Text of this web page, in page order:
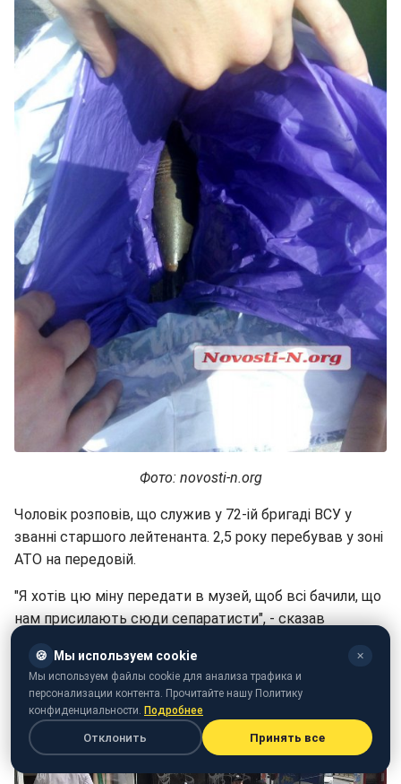
Фото: novosti-n.org
Чоловік розповів, що служив у 72-ій бригаді ВСУ у
званні старшого лейтенанта. 2,5 року перебував у зоні
АТО на передовій.
"Я хотів цю міну передати в музей, щоб всі бачили, що
нам присилають сюди сепаратисти", - сказав
🍪 Мы используем cookie ✕
Мы используем файлы cookie для анализа трафика и
персонализации контента. Прочитайте нашу Политику
конфиденциальности. Подробнее
Отклонить Принять все